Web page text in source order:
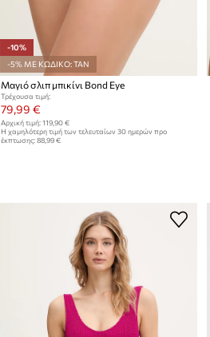
-10%
-5% ΜΕ ΚΩΔΙΚΟ: TAN
Μαγιό σλιπ μπικίνι Bond Eye
Τρέχουσα τιμή:
79,99 €
Αρχική τιμή: 119,90 €
Η χαμηλότερη τιμή των τελευταίων 30 ημερών προ
έκπτωσης: 88,99 €